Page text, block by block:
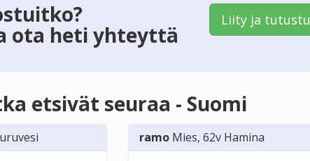
ota heti yhteyttä
Liity ja tutustu
etsivät seuraa - Suomi
ramo Mies, 62v Hamina